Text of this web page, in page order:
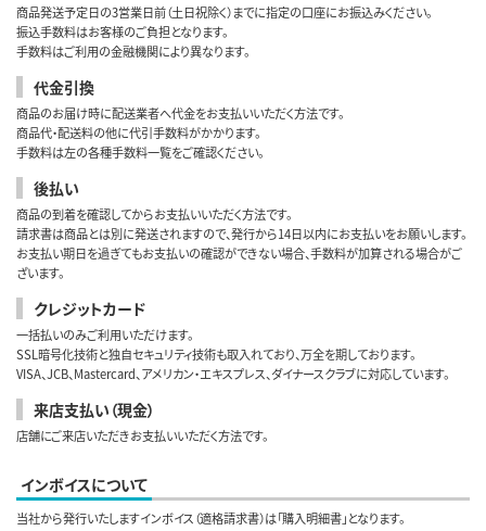
商品発送予定日の3営業日前（土日祝除く）までに指定の口座にお振込みください。
振込手数料はお客様のご負担となります。
手数料はご利用の金融機関により異なります。
代金引換
商品のお届け時に配送業者へ代金をお支払いいただく方法です。
商品代・配送料の他に代引手数料がかかります。
手数料は左の各種手数料一覧をご確認ください。
後払い
商品の到着を確認してからお支払いいただく方法です。
請求書は商品とは別に発送されますので、発行から14日以内にお支払いをお願いします。
お支払い期日を過ぎてもお支払いの確認ができない場合、手数料が加算される場合がご
ざいます。
クレジットカード
一括払いのみご利用いただけます。
SSL暗号化技術と独自セキュリティ技術も取入れており、万全を期しております。
VISA、JCB、Mastercard、アメリカン・エキスプレス、ダイナースクラブに対応しています。
来店支払い（現金）
店舗にご来店いただきお支払いいただく方法です。
インボイスについて
当社から発行いたしますインボイス（適格請求書）は「購入明細書」となります。